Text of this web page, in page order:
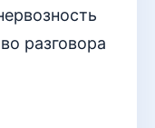
разговора